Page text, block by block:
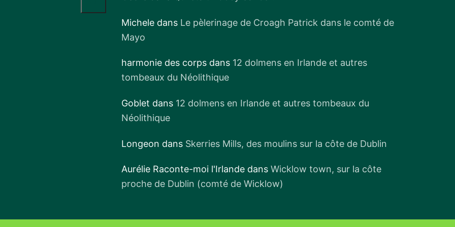
Michele dans Le pèlerinage de Croagh Patrick dans le comté de
Mayo
harmonie des corps dans 12 dolmens en Irlande et autres
tombeaux du Néolithique
Goblet dans 12 dolmens en Irlande et autres tombeaux du
Néolithique
Longeon dans Skerries Mills, des moulins sur la côte de Dublin
Aurélie Raconte-moi l'Irlande dans Wicklow town, sur la côte
proche de Dublin (comté de Wicklow)